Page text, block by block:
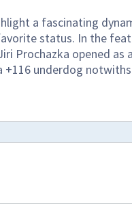
a fascinating
status. In the
Prochazka opened as
+116 underdog